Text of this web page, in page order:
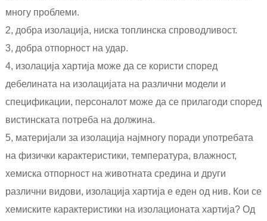
многу проблеми.
2, добра изолација, ниска топлинска спроводливост.
3, добра отпорност на удар.
4, изолација хартија може да се користи според
дебелината на изолацијата на различни модели и
спецификации, персоналот може да се прилагоди според
вистинската потреба на должина.
5, материјали за изолација најмногу поради употребата
на физички карактеристики, температура, влажност,
хемиска отпорност на животната средина и други
различни видови, изолација хартија е еден од нив. Кои се
хемиските карактеристики на изолационата хартија? Од